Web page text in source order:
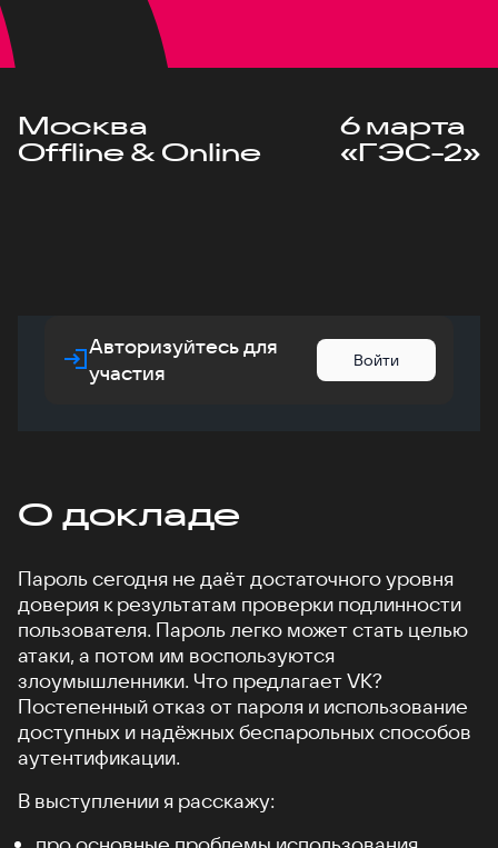
Москва
Offline & Online
6 марта
«ГЭС-2»
Авторизуйтесь для
участия
Войти
О докладе
Пароль сегодня не даёт достаточного уровня
доверия к результатам проверки подлинности
пользователя. Пароль легко может стать целью
атаки, а потом им воспользуются
злоумышленники. Что предлагает VK?
Постепенный отказ от пароля и использование
доступных и надёжных беспарольных способов
аутентификации.
В выступлении я расскажу: